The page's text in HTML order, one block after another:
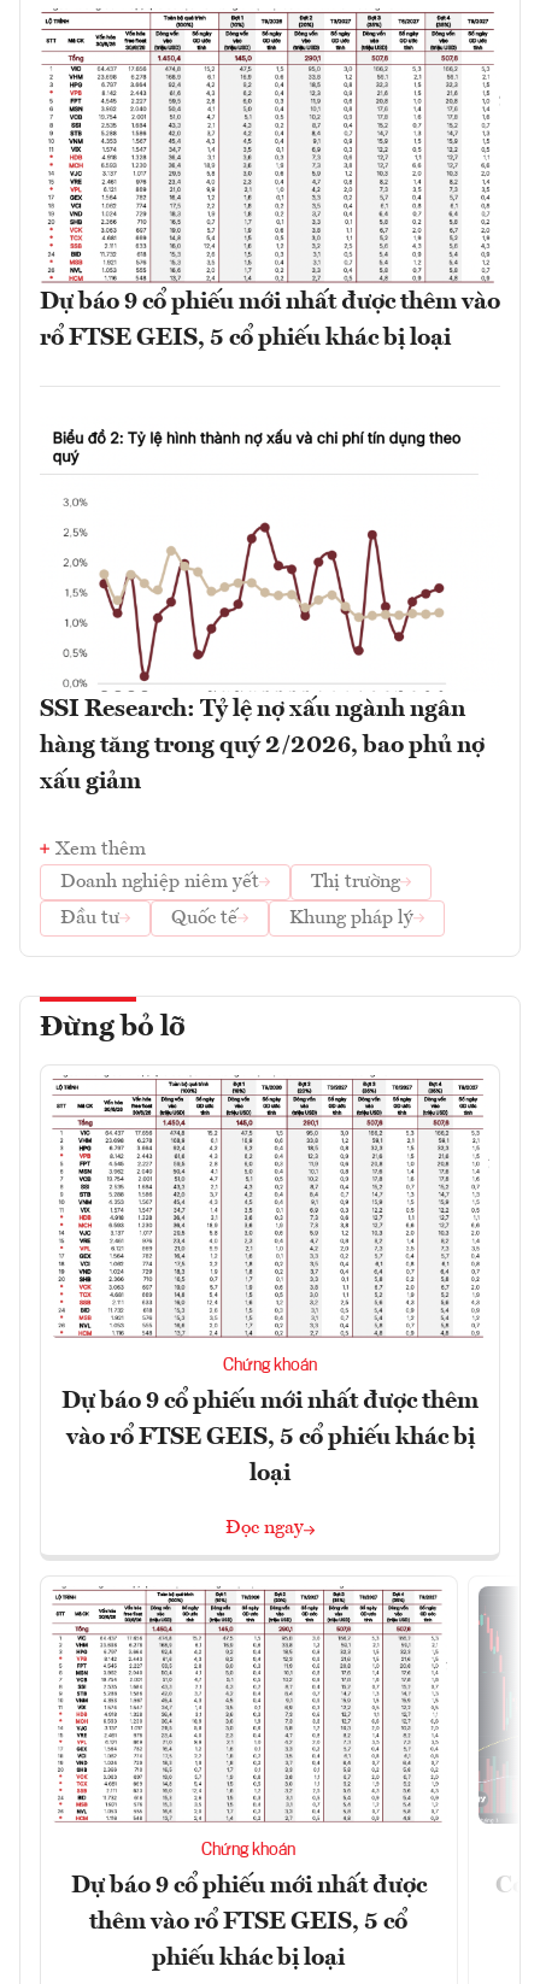
Dự báo 9 cổ phiếu mới nhất được thêm vào
rổ FTSE GEIS, 5 cổ phiếu khác bị loại
SSI Research: Tỷ lệ nợ xấu ngành ngân
hàng tăng trong quý 2/2026, bao phủ nợ
xấu giảm
Xem thêm
Doanh nghiệp niêm yết
Thị trường
Đầu tư
Quốc tế Khung pháp lý
Đừng bỏ lỡ
Chứng khoán
Dự báo 9 cổ phiếu mới nhất được thêm
vào rổ FTSE GEIS, 5 cổ phiếu khác bị
loại
Đọc ngay
Chứng khoán
Dự báo 9 cổ phiếu mới nhất được
thêm vào rổ FTSE GEIS, 5 cổ
phiếu khác bị loại
Có